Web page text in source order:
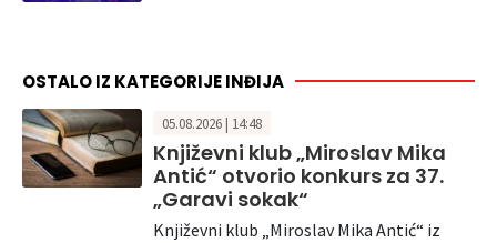
OSTALO IZ KATEGORIJE INĐIJA
05.08.2026 | 14:48
Književni klub „Miroslav Mika
Antić“ otvorio konkurs za 37.
„Garavi sokak“
Književni klub „Miroslav Mika Antić“ iz